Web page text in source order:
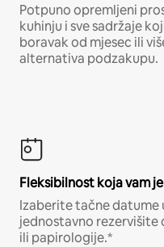
Potpuno opremljeni
kuhinju i sve sadržaje
boravak od mjesec ili
alternativa podzakupu.
Fleksibilnost koja vam
Izaberite tačne datume
jednostavno rezervišite
ili papirologije.*